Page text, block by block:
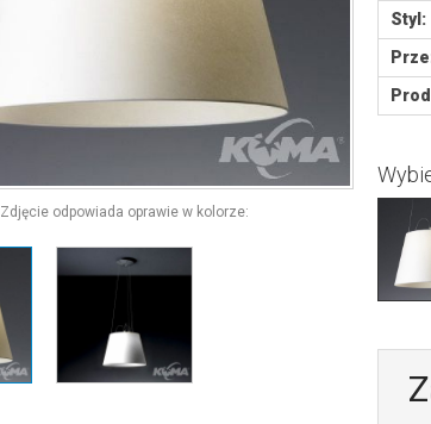
Zdjęcie odpowiada oprawie w kolorze:
Styl: